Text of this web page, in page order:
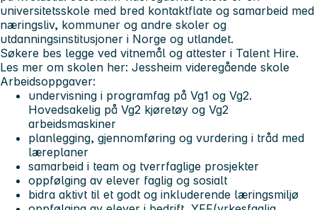
universitetsskole med bred kontaktflate og samarbeid med
næringsliv, kommuner og andre skoler og
utdanningsinstitusjoner i Norge og utlandet.
Søkere bes legge ved vitnemål og attester i Talent Hire.
Les mer om skolen her: Jessheim videregående skole
Arbeidsoppgaver:
undervisning i programfag på Vg1 og Vg2.
Hovedsakelig på Vg2 kjøretøy og Vg2
arbeidsmaskiner
planlegging, gjennomføring og vurdering i tråd med
læreplaner
samarbeid i team og tverrfaglige prosjekter
oppfølging av elever faglig og sosialt
bidra aktivt til et godt og inkluderende læringsmiljø